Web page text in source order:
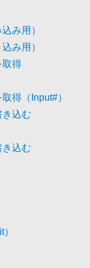
み用）
み用）
取得
得（Input#）
込む
込む